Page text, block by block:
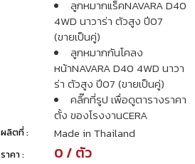
ลูกหมากแร็คNAVARA D40
4WD นาวาร่า ตัวสูง ปี07
(ขายเป็นคู่)
ลูกหมากกันโคลง
หน้าNAVARA D40 4WD นาวา
ร่า ตัวสูง ปี07 (ขายเป็นคู่)
คลิ๊กที่รูป เพื่อดูตารางราคา
ตั้ง ของโรงงานCERA
ผลิตที่ : Made in Thailand
ราคา : 0 / ตัว